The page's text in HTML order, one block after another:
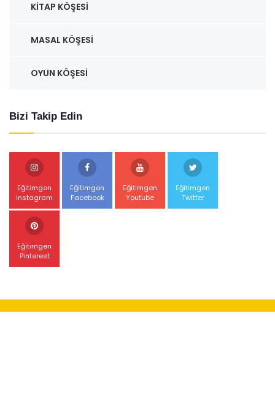
KITAP KÖŞESI
MASAL KÖŞESI
OYUN KÖŞESI
Bizi Takip Edin
Eğitimgen
Instagram
Eğitimgen
Facebook
Eğitimgen
Youtube
Eğitimgen
Twitter
Eğitimgen
Pinterest